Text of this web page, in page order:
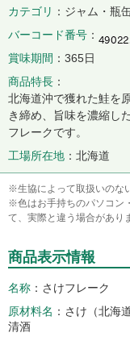
カテゴリ
ジャム・瓶
バーコード番号
賞味期間
365日
商品特長
北海道沖で獲れた鮭を
き締め、旨味を濃縮し
フレークです。
工場所在地
北海道
※生協によって取扱いのな
※色はお手持ちのパソコン
て、実際と違う場合があり
商品表示情報
名称
さけフレーク
原材料名
さけ（北海
清酒